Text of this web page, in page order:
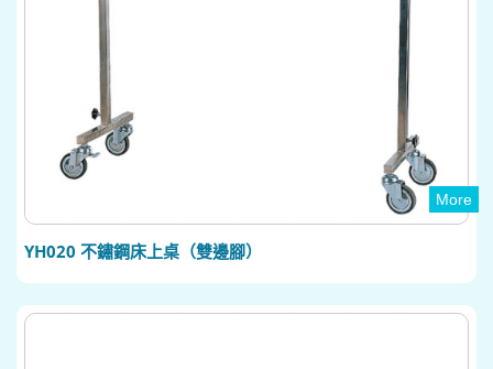
More
YH020 不鏽鋼床上桌（雙邊腳）